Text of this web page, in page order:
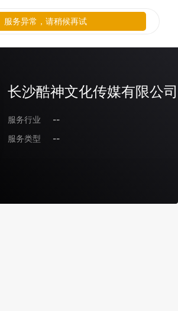
长沙酷神文化传媒有限公司
服务行业
--
服务类型
--
服务异常，请稍候再试